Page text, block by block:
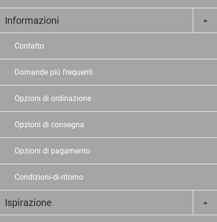
Informazioni
Contatto
Domande più frequenti
Opzioni di ordinazione
Opzioni di consegna
Opzioni di pagamento
Condizioni-di-ritorno
Ispirazione